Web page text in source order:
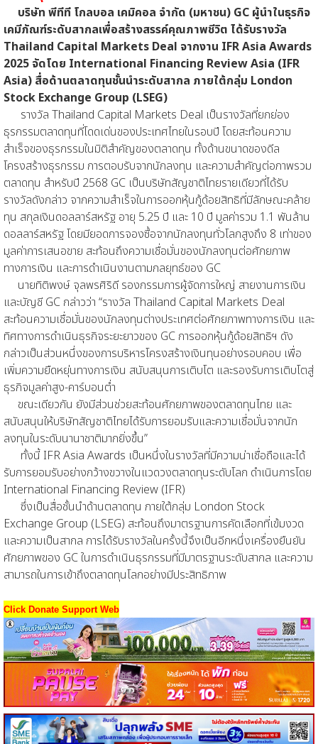
บริษัท พีทีที โกลบอล เคมิคอล จำกัด (มหาชน) GC ผู้นำในธุรกิจ
เคมีภัณฑ์ระดับสากลเพื่อสร้างสรรค์คุณภาพชีวิต ได้รับรางวัล
Thailand Capital Markets Deal จากงาน IFR Asia Awards
2025 จัดโดย International Financing Review Asia (IFR
Asia) สื่อด้านตลาดทุนชั้นนำระดับสากล ภายใต้กลุ่ม London
Stock Exchange Group (LSEG)
รางวัล Thailand Capital Markets Deal เป็นรางวัลที่ยกย่อง
ธุรกรรมตลาดทุนที่โดดเด่นของประเทศไทยในรอบปี โดยสะท้อนความ
สำเร็จของธุรกรรมในมิติสำคัญของตลาดทุน ทั้งด้านขนาดของดีล
โครงสร้างธุรกรรม การตอบรับจากนักลงทุน และความสำคัญต่อภาพรวม
ตลาดทุน สำหรับปี 2568 GC เป็นบริษัทสัญชาติไทยรายเดียวที่ได้รับ
รางวัลดังกล่าว จากความสำเร็จในการออกหุ้นกู้ด้อยสิทธิที่มีลักษณะคล้าย
ทุน สกุลเงินดอลลาร์สหรัฐ อายุ 5.25 ปี และ 10 ปี มูลค่ารวม 1.1 พันล้าน
ดอลลาร์สหรัฐ โดยมียอดการจองซื้อจากนักลงทุนทั่วโลกสูงถึง 8 เท่าของ
มูลค่าการเสนอขาย สะท้อนถึงความเชื่อมั่นของนักลงทุนต่อศักยภาพ
ทางการเงิน และการดำเนินงานตามกลยุทธ์ของ GC
นายทิติพงษ์ จุลพรศิริดี รองกรรมการผู้จัดการใหญ่ สายงานการเงิน
และบัญชี GC กล่าวว่า “รางวัล Thailand Capital Markets Deal
สะท้อนความเชื่อมั่นของนักลงทุนต่างประเทศต่อศักยภาพทางการเงิน และ
ทิศทางการดำเนินธุรกิจระยะยาวของ GC การออกหุ้นกู้ด้อยสิทธิฯ ดัง
กล่าวเป็นส่วนหนึ่งของการบริหารโครงสร้างเงินทุนอย่างรอบคอบ เพื่อ
เพิ่มความยืดหยุ่นทางการเงิน สนับสนุนการเติบโต และรองรับการเติบโตสู่
ธุรกิจมูลค่าสูง-คาร์บอนต่ำ
ขณะเดียวกัน ยังมีส่วนช่วยสะท้อนศักยภาพของตลาดทุนไทย และ
สนับสนุนให้บริษัทสัญชาติไทยได้รับการยอมรับและความเชื่อมั่นจากนัก
ลงทุนในระดับนานาชาติมากยิ่งขึ้น”
ทั้งนี้ IFR Asia Awards เป็นหนึ่งในรางวัลที่มีความน่าเชื่อถือและได้
รับการยอมรับอย่างกว้างขวางในแวดวงตลาดทุนระดับโลก ดำเนินการโดย
International Financing Review (IFR)
ซึ่งเป็นสื่อชั้นนำด้านตลาดทุน ภายใต้กลุ่ม London Stock
Exchange Group (LSEG) สะท้อนถึงมาตรฐานการคัดเลือกที่เข้มงวด
และความเป็นสากล การได้รับรางวัลในครั้งนี้จึงเป็นอีกหนึ่งเครื่องยืนยัน
ศักยภาพของ GC ในการดำเนินธุรกรรมที่มีมาตรฐานระดับสากล และความ
สามารถในการเข้าถึงตลาดทุนโลกอย่างมีประสิทธิภาพ
Click Donate Support Web